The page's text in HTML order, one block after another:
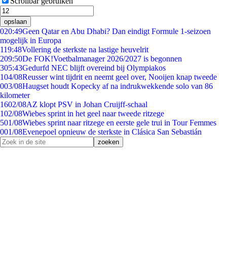
opslaan
020:49Geen Qatar en Abu Dhabi? Dan eindigt Formule 1-seizoen
mogelijk in Europa
119:48Vollering de sterkste na lastige heuvelrit
209:50De FOK!Voetbalmanager 2026/2027 is begonnen
305:43Gedurfd NEC blijft overeind bij Olympiakos
104/08Reusser wint tijdrit en neemt geel over, Nooijen knap tweede
003/08Haugset houdt Kopecky af na indrukwekkende solo van 86
kilometer
1602/08AZ klopt PSV in Johan Cruijff-schaal
102/08Wiebes sprint in het geel naar tweede ritzege
501/08Wiebes sprint naar ritzege en eerste gele trui in Tour Femmes
001/08Evenepoel opnieuw de sterkste in Clásica San Sebastián